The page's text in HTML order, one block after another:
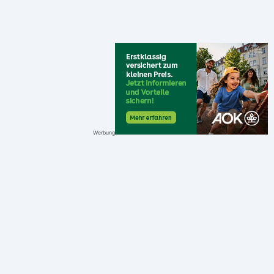
Werbung